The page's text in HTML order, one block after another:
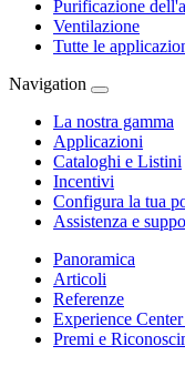
Purificazione
Ventilazione
Tutte le
Navigation
La nostra gamma
Applicazioni
Cataloghi e Listini
Incentivi
Configura la tua
Assistenza e
Panoramica
Articoli
Referenze
Experience
Premi e